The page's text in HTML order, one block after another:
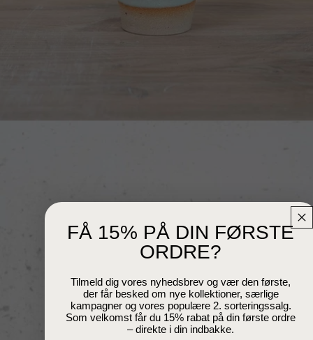
Åbn billede i fuld skærm
FÅ 15% PÅ DIN FØRSTE
ORDRE?
Tilmeld dig vores nyhedsbrev og vær den første,
der får besked om nye kollektioner, særlige
kampagner og vores populære 2. sorteringssalg.
Som velkomst får du 15% rabat på din første ordre
– direkte i din indbakke.